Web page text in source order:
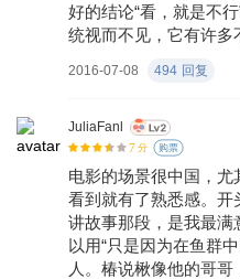
好的结论“看，就是不
统视而不见，它有许多
2016-07-08 494 回复
JuliaFanl
7 分 购票
电影的场景很中国，
看到就有了熟悉感。开
讲故事那段，是我最
以用“只是因为在鱼群
人。椿说楸像他的哥哥